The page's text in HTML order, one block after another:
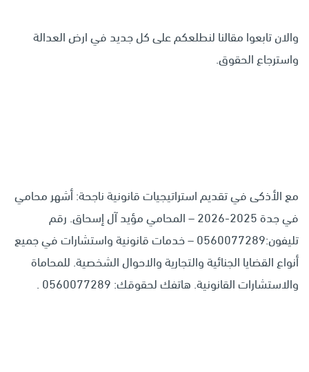
والان تابعوا مقالنا لنطلعكم على كل جديد في ارض العدالة
واسترجاع الحقوق.
مع الأذكى في تقديم استراتيجيات قانونية ناجحة: أشهر محامي
في جدة 2025-2026 – المحامي مؤيد آل إسحاق. رقم
تليفون:0560077289 – خدمات قانونية واستشارات في جميع
أنواع القضايا الجنائية والتجارية والاحوال الشخصية. للمحاماة
والاستشارات القانونية. هاتفك لحقوقك: 0560077289 .